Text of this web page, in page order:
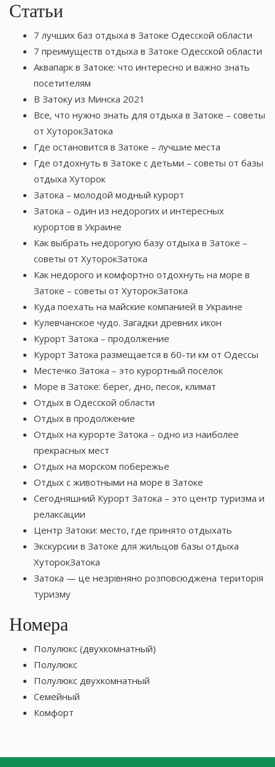
Статьи
7 лучших баз отдыха в Затоке Одесской области
7 преимуществ отдыха в Затоке Одесской области
Аквапарк в Затоке: что интересно и важно знать
посетителям
В Затоку из Минска 2021
Все, что нужно знать для отдыха в Затоке – советы
от ХуторокЗатока
Где остановится в Затоке – лучшие места
Где отдохнуть в Затоке с детьми – советы от базы
отдыха Хуторок
Затока – молодой модный курорт
Затока – один из недорогих и интересных
курортов в Украине
Как выбрать недорогую базу отдыха в Затоке –
советы от ХуторокЗатока
Как недорого и комфортно отдохнуть на море в
Затоке – советы от ХуторокЗатока
Куда поехать на майские компанией в Украине
Кулевчанское чудо. Загадки древних икон
Курорт Затока – продолжение
Курорт Затока размещается в 60-ти км от Одессы
Местечко Затока – это курортный посёлок
Море в Затоке: берег, дно, песок, климат
Отдых в Одесской области
Отдых в продолжение
Отдых на курорте Затока – одно из наиболее
прекрасных мест
Отдых на морском побережье
Отдых с животными на море в Затоке
Сегодняшний Курорт Затока – это центр туризма и
релаксации
Центр Затоки: место, где принято отдыхать
Экскурсии в Затоке для жильцов базы отдыха
ХуторокЗатока
Затока — це незрівняно розповсюджена територія
туризму
Номера
Полулюкс (двухкомнатный)
Полулюкс
Полулюкс двухкомнатный
Семейный
Комфорт